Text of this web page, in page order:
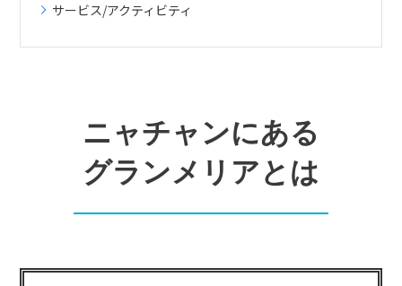
サービス/アクティビティ
ニャチャンにある
グランメリアとは